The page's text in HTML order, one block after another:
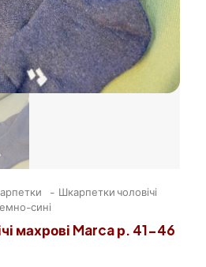
- Шкарпетки чоловічі
сині
махрові Marca р. 41-46